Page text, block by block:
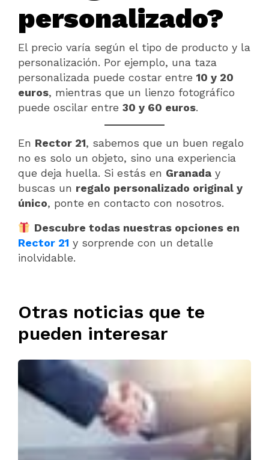
personalizado?
El precio varía según el tipo de producto y la
personalización. Por ejemplo, una taza
personalizada puede costar entre 10 y 20
euros, mientras que un lienzo fotográfico
puede oscilar entre 30 y 60 euros.
En Rector 21, sabemos que un buen regalo
no es solo un objeto, sino una experiencia
que deja huella. Si estás en Granada y
buscas un regalo personalizado original y
único, ponte en contacto con nosotros.
Descubre todas nuestras opciones en
Rector 21 y sorprende con un detalle
inolvidable.
Otras noticias que te
pueden interesar